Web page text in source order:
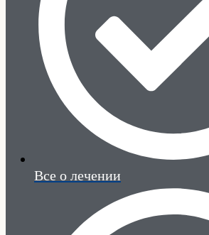
Все о лечении